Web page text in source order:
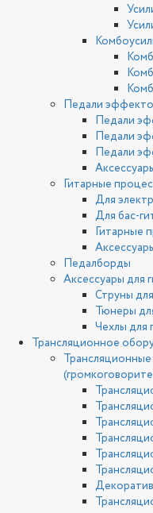
Педали
Педали
Педали
Педали
Гитарные
Для
Для бас-
Гитарные
Педалборды
Аксессуары для
Струны
Тюнеры
Чехлы для
Трансляционное